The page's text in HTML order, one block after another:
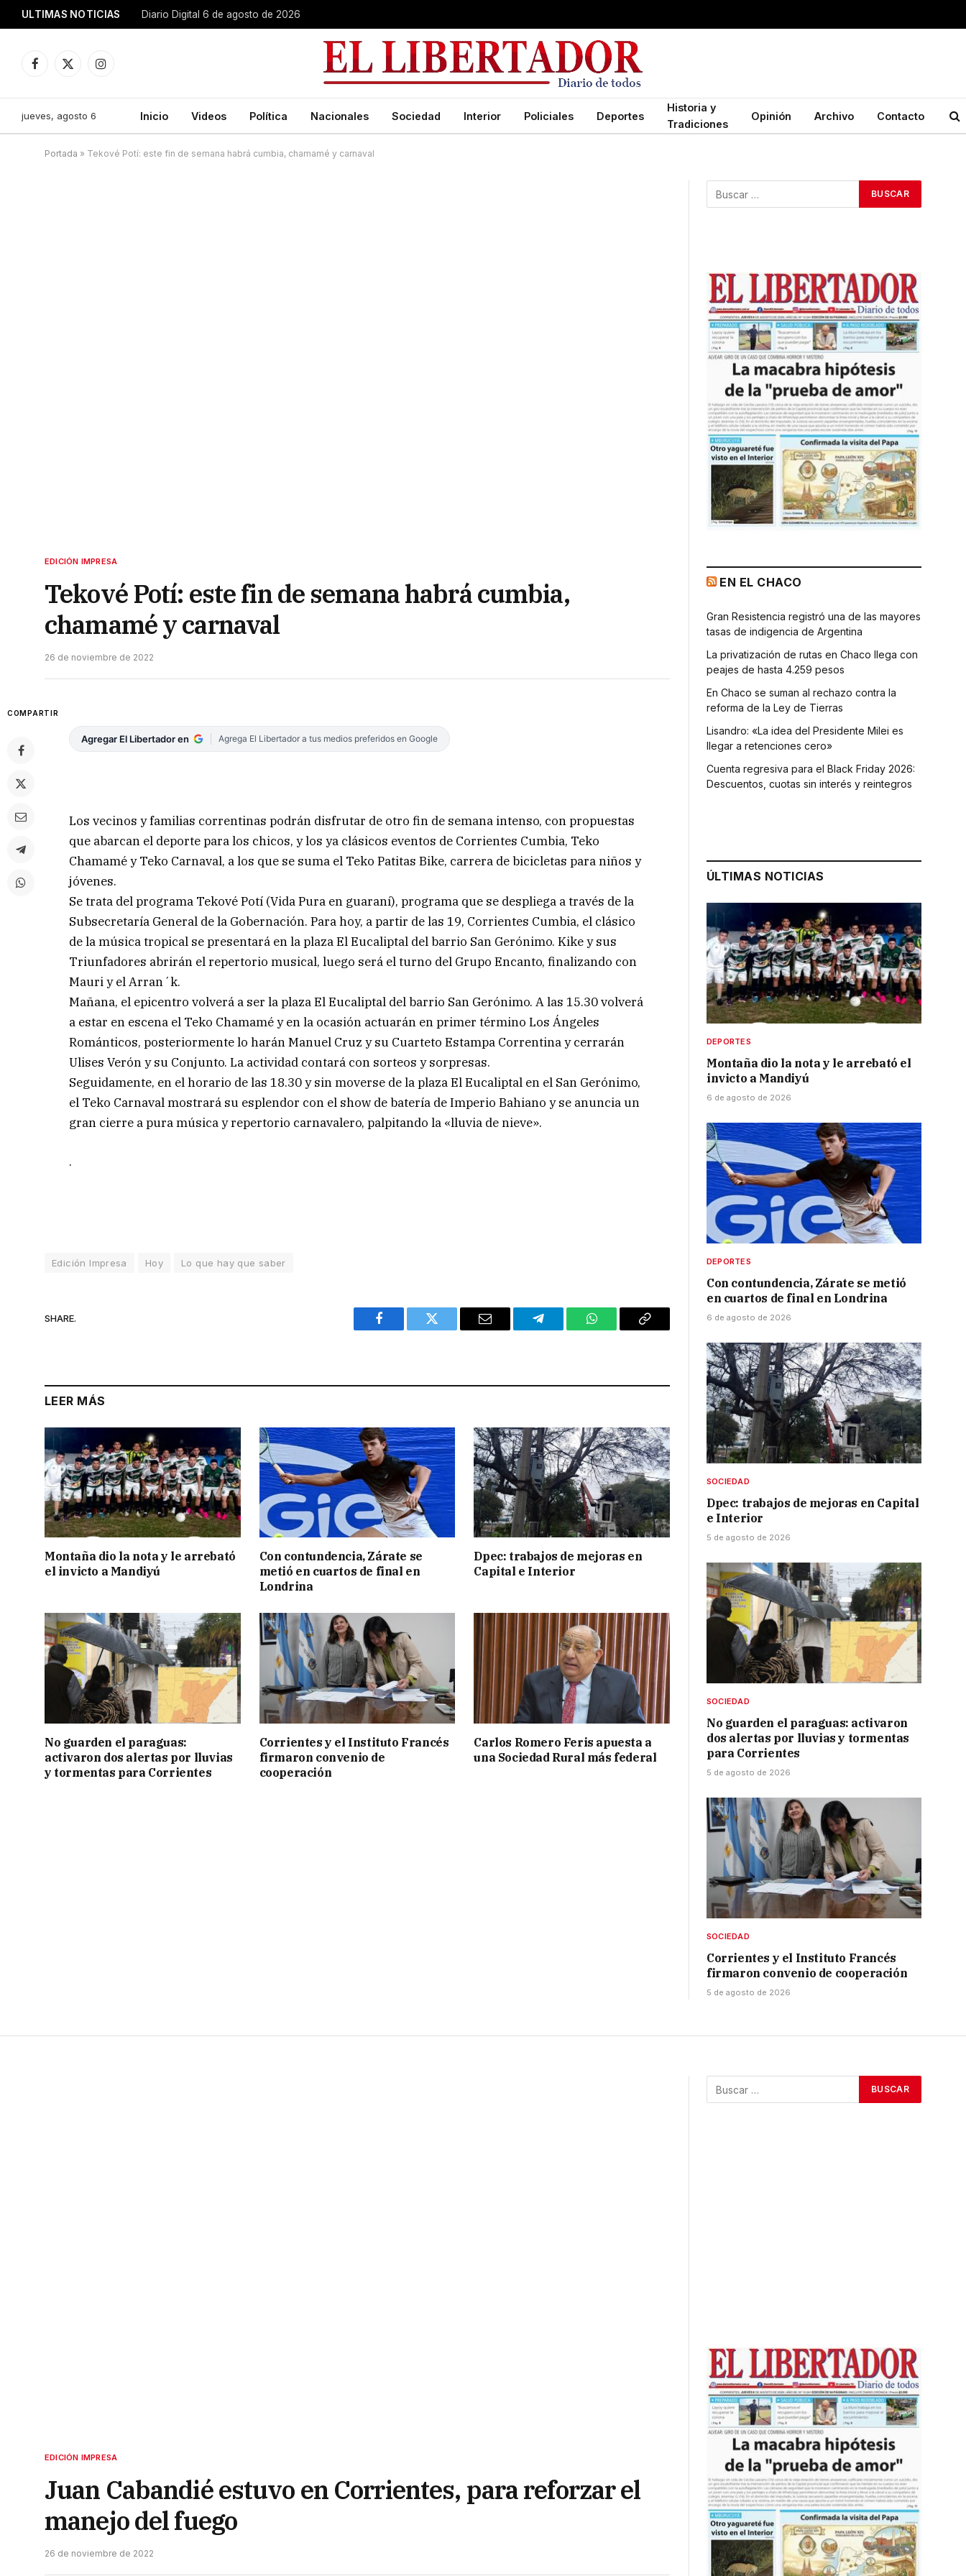
ULTIMAS NOTICIAS Diario Digital 6 de agosto de 2026
Facebook
X
Instagram
jueves, agosto 6 Inicio Videos Política Nacionales Sociedad Interior Policiales Deportes
Historia y
Tradiciones
Opinión Archivo Contacto
Portada » Tekové Potí: este fin de semana habrá cumbia, chamamé y carnaval
EDICIÓN IMPRESA
Tekové Potí: este fin de semana habrá cumbia,
chamamé y carnaval
26 de noviembre de 2022
COMPARTIR
Agregar El Libertador en Agrega El Libertador a tus medios preferidos en Google
Los vecinos y familias correntinas podrán disfrutar de otro fin de semana intenso, con propuestas
que abarcan el deporte para los chicos, y los ya clásicos eventos de Corrientes Cumbia, Teko
Chamamé y Teko Carnaval, a los que se suma el Teko Patitas Bike, carrera de bicicletas para niños y
jóvenes.
Se trata del programa Tekové Potí (Vida Pura en guaraní), programa que se despliega a través de la
Subsecretaría General de la Gobernación. Para hoy, a partir de las 19, Corrientes Cumbia, el clásico
de la música tropical se presentará en la plaza El Eucaliptal del barrio San Gerónimo. Kike y sus
Triunfadores abrirán el repertorio musical, luego será el turno del Grupo Encanto, finalizando con
Mauri y el Arran´k.
Mañana, el epicentro volverá a ser la plaza El Eucaliptal del barrio San Gerónimo. A las 15.30 volverá
a estar en escena el Teko Chamamé y en la ocasión actuarán en primer término Los Ángeles
Románticos, posteriormente lo harán Manuel Cruz y su Cuarteto Estampa Correntina y cerrarán
Ulises Verón y su Conjunto. La actividad contará con sorteos y sorpresas.
Seguidamente, en el horario de las 18.30 y sin moverse de la plaza El Eucaliptal en el San Gerónimo,
el Teko Carnaval mostrará su esplendor con el show de batería de Imperio Bahiano y se anuncia un
gran cierre a pura música y repertorio carnavalero, palpitando la «lluvia de nieve».
.
Edición Impresa Hoy Lo que hay que saber
SHARE.
Facebook Twitter Email Telegram WhatsAppCopy
LEER MÁS
Montaña dio la nota y le arrebató
el invicto a Mandiyú
Con contundencia, Zárate se
metió en cuartos de final en
Londrina
Dpec: trabajos de mejoras en
Capital e Interior
No guarden el paraguas:
activaron dos alertas por lluvias
y tormentas para Corrientes
Corrientes y el Instituto Francés
firmaron convenio de
cooperación
Carlos Romero Feris apuesta a
una Sociedad Rural más federal
EN EL CHACO
Gran Resistencia registró una de las mayores
tasas de indigencia de Argentina
La privatización de rutas en Chaco llega con
peajes de hasta 4.259 pesos
En Chaco se suman al rechazo contra la
reforma de la Ley de Tierras
Lisandro: «La idea del Presidente Milei es
llegar a retenciones cero»
Cuenta regresiva para el Black Friday 2026:
Descuentos, cuotas sin interés y reintegros
ÚLTIMAS NOTICIAS
DEPORTES
Montaña dio la nota y le arrebató el
invicto a Mandiyú
6 de agosto de 2026
DEPORTES
Con contundencia, Zárate se metió
en cuartos de final en Londrina
6 de agosto de 2026
SOCIEDAD
Dpec: trabajos de mejoras en Capital
e Interior
5 de agosto de 2026
SOCIEDAD
No guarden el paraguas: activaron
dos alertas por lluvias y tormentas
para Corrientes
5 de agosto de 2026
SOCIEDAD
Corrientes y el Instituto Francés
firmaron convenio de cooperación
5 de agosto de 2026
EDICIÓN IMPRESA
Juan Cabandié estuvo en Corrientes, para reforzar el
manejo del fuego
26 de noviembre de 2022